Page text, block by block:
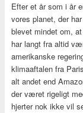
Efter et år som i år
vores planet, der
blevet mindet om,
har langt fra altid
amerikanske
klimaaftalen fra
alt andet end
der været rigeligt
hjerter nok ikke vil